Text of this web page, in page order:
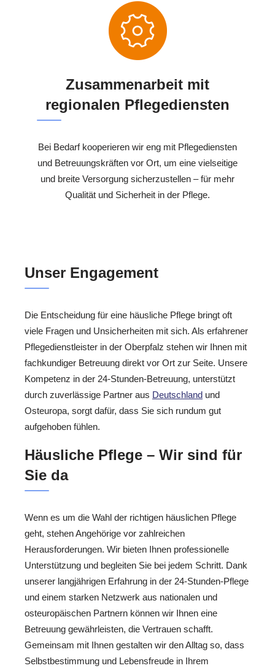
Zusammenarbeit mit
regionalen Pflegediensten
Bei Bedarf kooperieren wir eng mit Pflegediensten
und Betreuungskräften vor Ort, um eine vielseitige
und breite Versorgung sicherzustellen – für mehr
Qualität und Sicherheit in der Pflege.
Unser Engagement
Die Entscheidung für eine häusliche Pflege bringt oft
viele Fragen und Unsicherheiten mit sich. Als erfahrener
Pflegedienstleister in der Oberpfalz stehen wir Ihnen mit
fachkundiger Betreuung direkt vor Ort zur Seite. Unsere
Kompetenz in der 24-Stunden-Betreuung, unterstützt
durch zuverlässige Partner aus Deutschland und
Osteuropa, sorgt dafür, dass Sie sich rundum gut
aufgehoben fühlen.
Häusliche Pflege – Wir sind für
Sie da
Wenn es um die Wahl der richtigen häuslichen Pflege
geht, stehen Angehörige vor zahlreichen
Herausforderungen. Wir bieten Ihnen professionelle
Unterstützung und begleiten Sie bei jedem Schritt. Dank
unserer langjährigen Erfahrung in der 24-Stunden-Pflege
und einem starken Netzwerk aus nationalen und
osteuropäischen Partnern können wir Ihnen eine
Betreuung gewährleisten, die Vertrauen schafft.
Gemeinsam mit Ihnen gestalten wir den Alltag so, dass
Selbstbestimmung und Lebensfreude in Ihrem